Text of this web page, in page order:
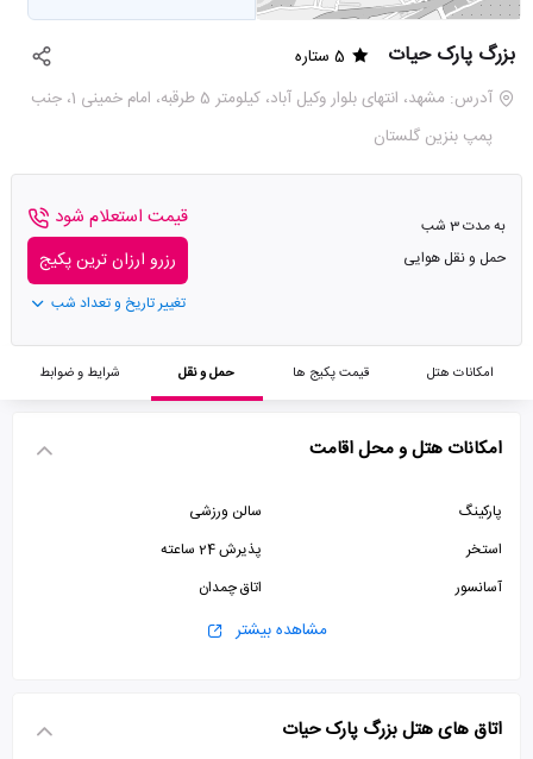
بزرگ پارک حیات
5 ستاره
آدرس: مشهد، انتهای بلوار وکیل آباد، کیلومتر 5 طرقبه، امام خمینی 1، جنب
پمپ بنزین گلستان
به مدت 3 شب
حمل و نقل هوایی
قیمت استعلام شود
رزرو ارزان ترین پکیج
تغییر تاریخ و تعداد شب
امکانات هتل قیمت پکیج ها حمل و نقل شرایط و ضوابط
امکانات هتل و محل اقامت
پارکینگ
سالن ورزشی
استخر
پذیرش 24 ساعته
آسانسور
اتاق چمدان
مشاهده بیشتر
اتاق های هتل بزرگ پارک حیات